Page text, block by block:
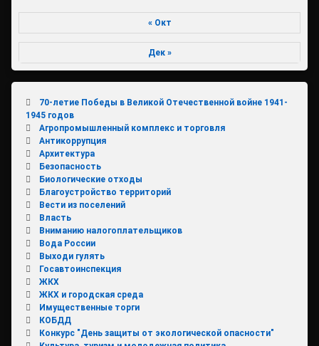
« Окт
Дек »
70-летие Победы в Великой Отечественной войне 1941-
1945 годов
Агропромышленный комплекс и торговля
Антикоррупция
Архитектура
Безопасность
Биологические отходы
Благоустройство территорий
Вести из поселений
Власть
Вниманию налогоплательщиков
Вода России
Выходи гулять
Госавтоинспекция
ЖКХ
ЖКХ и городская среда
Имущественные торги
КОБДД
Конкурс "День защиты от экологической опасности"